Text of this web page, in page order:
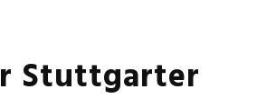
Stuttgarter